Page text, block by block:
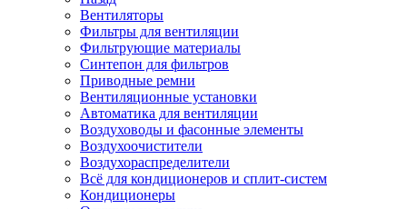
Вентиляторы
Фильтры для вентиляции
Фильтрующие материалы
Синтепон для фильтров
Приводные ремни
Вентиляционные установки
Автоматика для вентиляции
Воздуховоды и фасонные элементы
Воздухоочистители
Воздухораспределители
Всё для кондиционеров и сплит-систем
Кондиционеры